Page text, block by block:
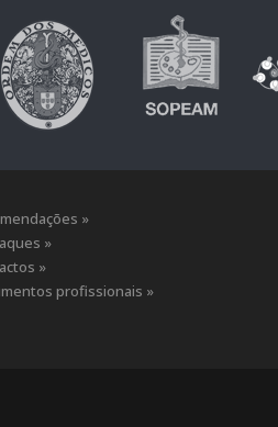
»
»
»
profissionais »